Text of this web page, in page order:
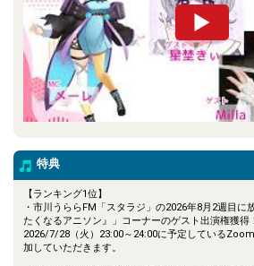
特典
【ランキング1位】
・市川うららFM「スタラジ」の2026年8月2週目に
たくなるアニソン』」コーナーのゲスト出演権獲得！
2026/7/28（火）23:00～24:00に予定している
加していただきます。